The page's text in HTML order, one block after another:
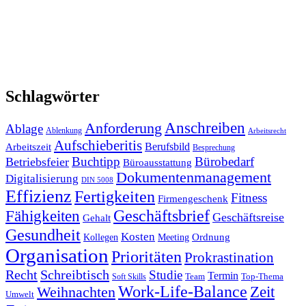
Schlagwörter
Ablage Ablenkung Anforderung Anschreiben Arbeitsrecht
Arbeitszeit Aufschieberitis Berufsbild Besprechung
Betriebsfeier Buchtipp Büroausstattung Bürobedarf
Digitalisierung DIN 5008 Dokumentenmanagement
EffizienzFertigkeiten Firmengeschenk Fitness
Fähigkeiten Gehalt Geschäftsbrief Geschäftsreise
Gesundheit Kollegen Kosten Meeting Ordnung
Organisation Prioritäten Prokrastination
Recht Schreibtisch Soft Skills Studie Team Termin Top-Thema
Umwelt Weihnachten Work-Life-Balance Zeit